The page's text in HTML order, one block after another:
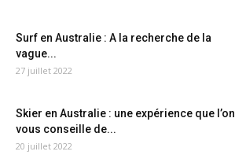
Surf en Australie : A la recherche de la
vague...
27 juillet 2022
Skier en Australie : une expérience que l’on
vous conseille de...
20 juillet 2022